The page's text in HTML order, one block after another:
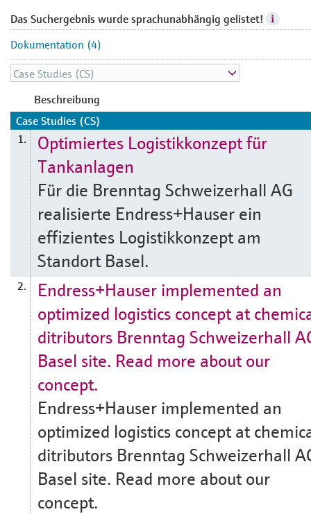
Das Suchergebnis wurde sprachunabhängig gelistet!
Dokumentation (4)
Beschreibung
Case Studies (CS)
1.
Optimiertes Logistikkonzept für
Tankanlagen
Für die Brenntag Schweizerhall AG
realisierte Endress+Hauser ein
effizientes Logistikkonzept am
Standort Basel.
2.
Endress+Hauser implemented an
optimized logistics concept at
ditributors Brenntag Schweizerhall
Basel site. Read more about our
concept.
Endress+Hauser implemented an
optimized logistics concept at
ditributors Brenntag Schweizerhall
Basel site. Read more about our
concept.